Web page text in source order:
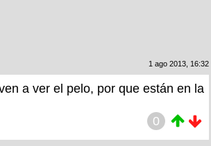
1 ago 2013, 16:32
a ver el pelo, por que están en la
0